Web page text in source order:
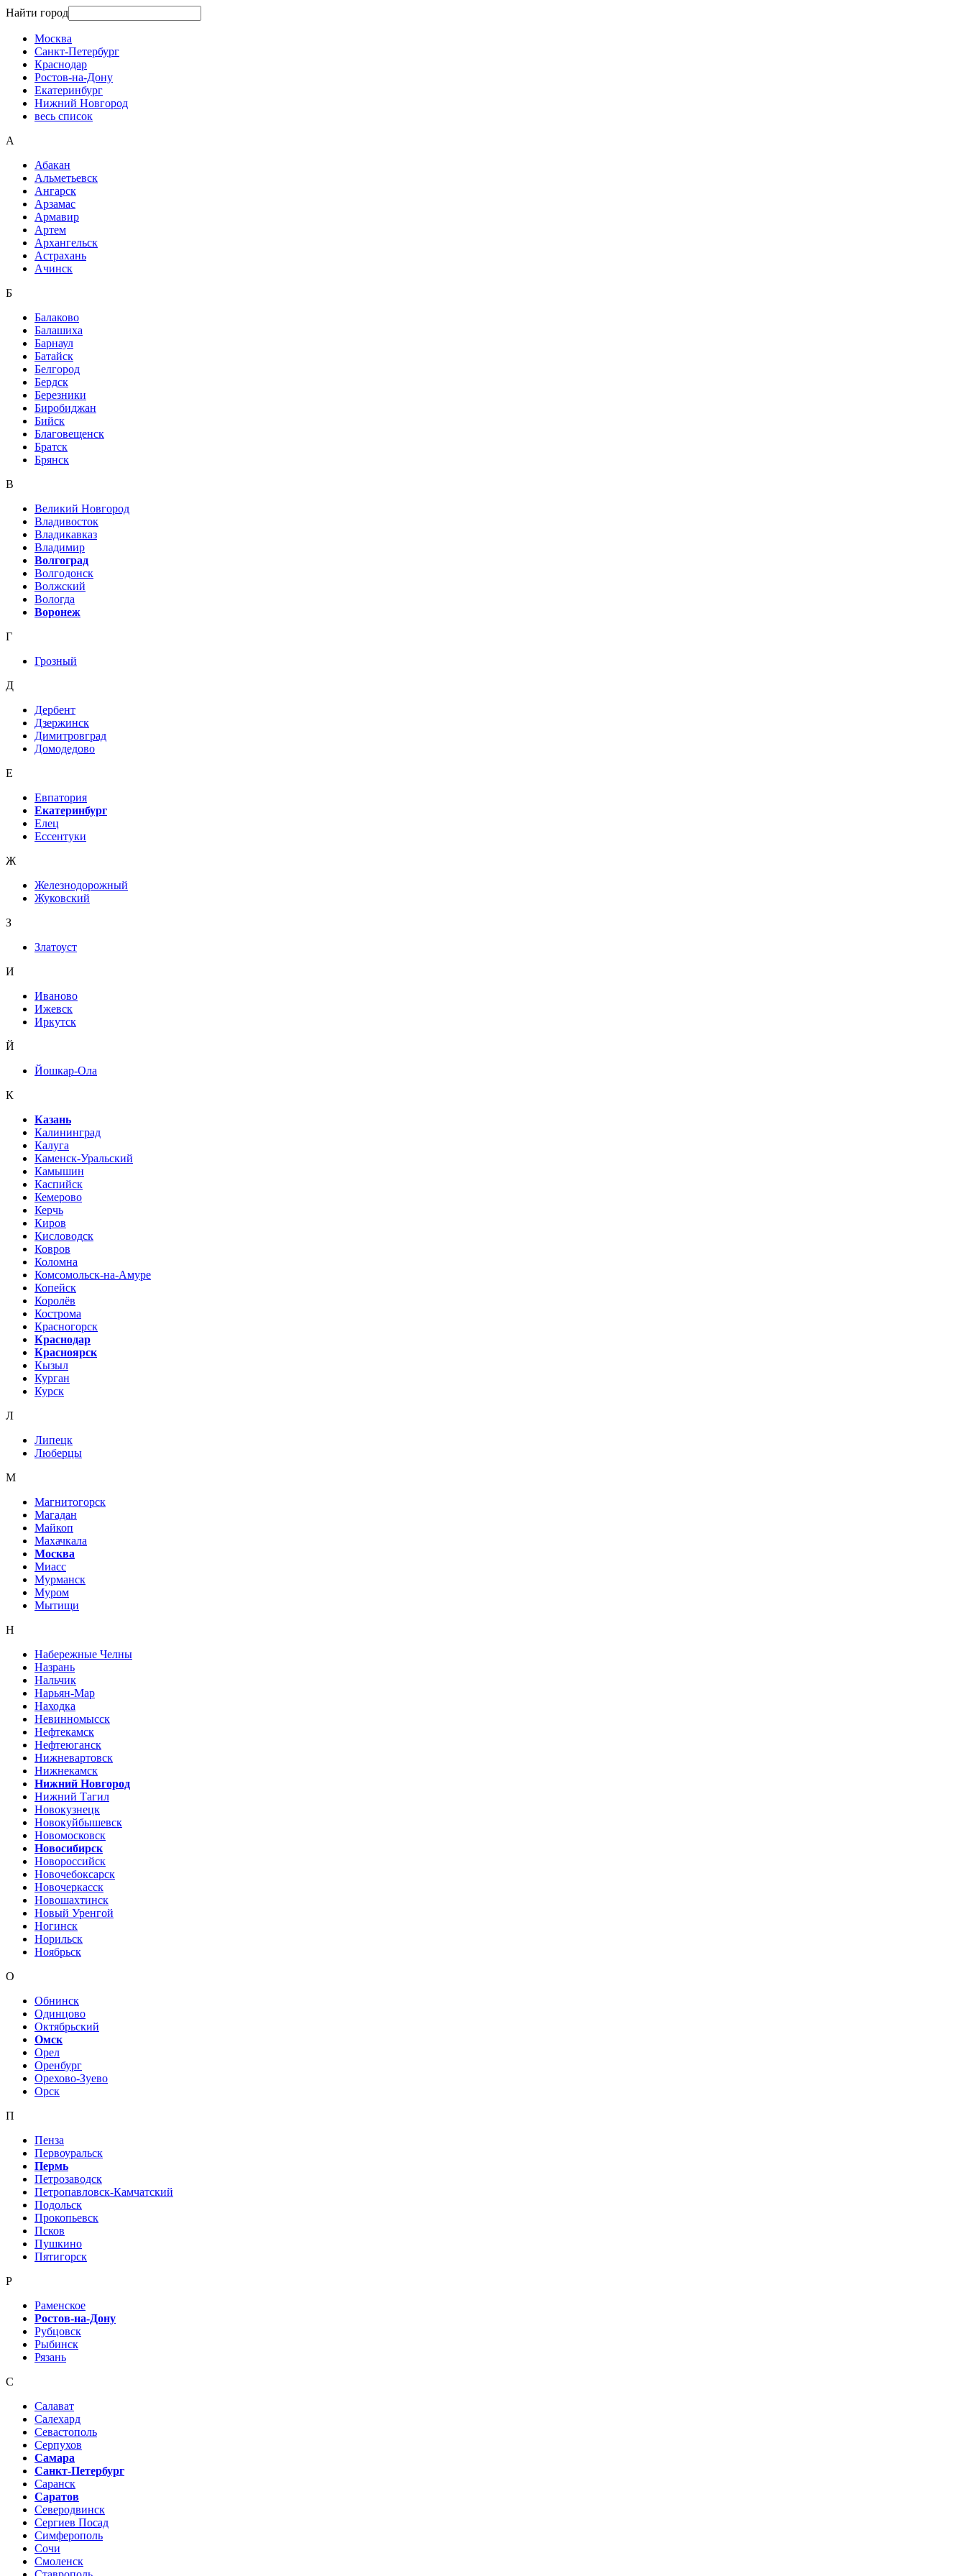
Найти город
Москва
Санкт-Петербург
Краснодар
Ростов-на-Дону
Екатеринбург
Нижний Новгород
весь список
А
Абакан
Альметьевск
Ангарск
Арзамас
Армавир
Артем
Архангельск
Астрахань
Ачинск
Б
Балаково
Балашиха
Барнаул
Батайск
Белгород
Бердск
Березники
Биробиджан
Бийск
Благовещенск
Братск
Брянск
В
Великий Новгород
Владивосток
Владикавказ
Владимир
Волгоград
Волгодонск
Волжский
Вологда
Воронеж
Г
Грозный
Д
Дербент
Дзержинск
Димитровград
Домодедово
Е
Евпатория
Екатеринбург
Елец
Ессентуки
Ж
Железнодорожный
Жуковский
З
Златоуст
И
Иваново
Ижевск
Иркутск
Й
Йошкар-Ола
К
Казань
Калининград
Калуга
Каменск-Уральский
Камышин
Каспийск
Кемерово
Керчь
Киров
Кисловодск
Ковров
Коломна
Комсомольск-на-Амуре
Копейск
Королёв
Кострома
Красногорск
Краснодар
Красноярск
Кызыл
Курган
Курск
Л
Липецк
Люберцы
М
Магнитогорск
Магадан
Майкоп
Махачкала
Москва
Миасс
Мурманск
Муром
Мытищи
Н
Набережные Челны
Назрань
Нальчик
Нарьян-Мар
Находка
Невинномысск
Нефтекамск
Нефтеюганск
Нижневартовск
Нижнекамск
Нижний Новгород
Нижний Тагил
Новокузнецк
Новокуйбышевск
Новомосковск
Новосибирск
Новороссийск
Новочебоксарск
Новочеркасск
Новошахтинск
Новый Уренгой
Ногинск
Норильск
Ноябрьск
О
Обнинск
Одинцово
Октябрьский
Омск
Орел
Оренбург
Орехово-Зуево
Орск
П
Пенза
Первоуральск
Пермь
Петрозаводск
Петропавловск-Камчатский
Подольск
Прокопьевск
Псков
Пушкино
Пятигорск
Р
Раменское
Ростов-на-Дону
Рубцовск
Рыбинск
Рязань
С
Салават
Салехард
Севастополь
Серпухов
Самара
Санкт-Петербург
Саранск
Саратов
Северодвинск
Сергиев Посад
Симферополь
Сочи
Смоленск